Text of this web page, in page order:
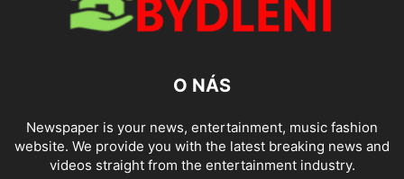
O NÁS
Newspaper is your news, entertainment, music fashion
website. We provide you with the latest breaking news and
videos straight from the entertainment industry.